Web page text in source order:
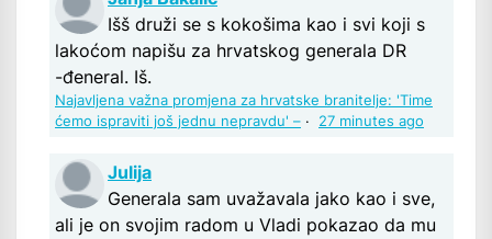
Išš druži se s kokošima kao i svi koji s
lakoćom napišu za hrvatskog generala DR
-đeneral. Iš.
Najavljena važna promjena za hrvatske branitelje: 'Time
ćemo ispraviti još jednu nepravdu' – · 27 minutes ago
Julija
Generala sam uvažavala jako kao i sve,
ali je on svojim radom u Vladi pokazao da mu